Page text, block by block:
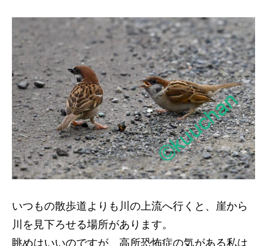
いつもの散歩道よりも川の上流へ行くと、崖から
川を見下ろせる場所があります。
眺めはいいのですが、高所恐怖症の気がある私は